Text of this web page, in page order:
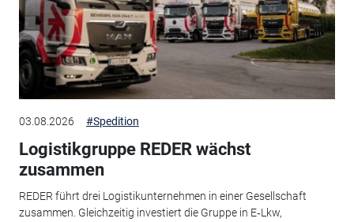
03.08.2026 #Spedition
Logistikgruppe REDER wächst
zusammen
REDER führt drei Logistikunternehmen in einer Gesellschaft
zusammen. Gleichzeitig investiert die Gruppe in E‑Lkw,